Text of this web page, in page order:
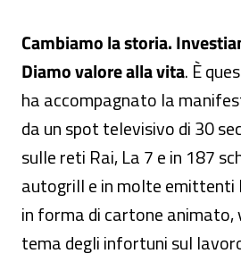
Cambiamo la storia.
Diamo valore alla vita. È
ha accompagnato la
da un spot televisivo di 30
sulle reti Rai, La 7 e in 187
autogrill e in molte
in forma di cartone
tema degli infortuni sul